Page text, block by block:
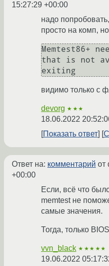
15:27:29 +00:00
надо
просто на комп,
Memtest86+
that is not
exiting
видимо только с
devorg ★★★
18.06.2022
Показать ответ
Ответ на: комментарий от
+00:00
Если, всё что
memtest не
самые значения.
Тогда, только
vvn_black ★★★★★
19.06.2022